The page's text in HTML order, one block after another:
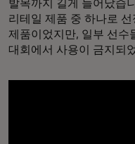
발목까지 길게 늘어났습
리테일 제품 중 하나로 선
제품이었지만, 일부 선수
대회에서 사용이 금지되